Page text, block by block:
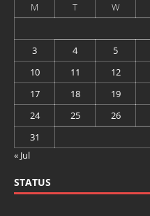
M
T W
3
4 5
10
11 12
17
18 19
24
25 26
31
« Jul
STATUS